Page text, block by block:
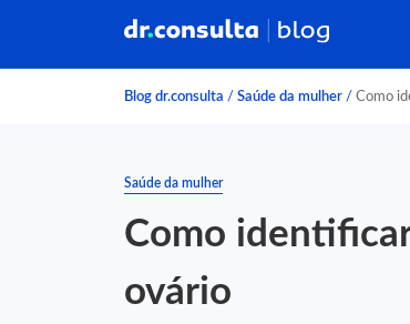
Blog dr.consulta / Saúde da mulher / Como
Saúde da mulher
Como
ovário